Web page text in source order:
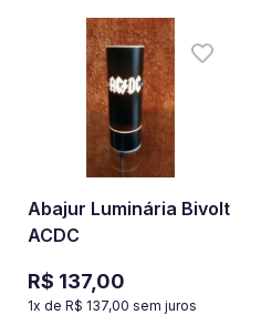
Abajur Luminária Bivolt
ACDC
R$ 137,00
1x de R$ 137,00 sem juros